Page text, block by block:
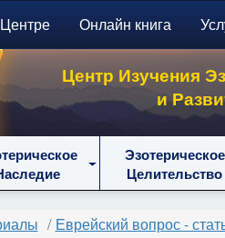
Онлайн книга
Центр Изучения
и
Эзотерическое
Целительство
Еврейский вопрос -